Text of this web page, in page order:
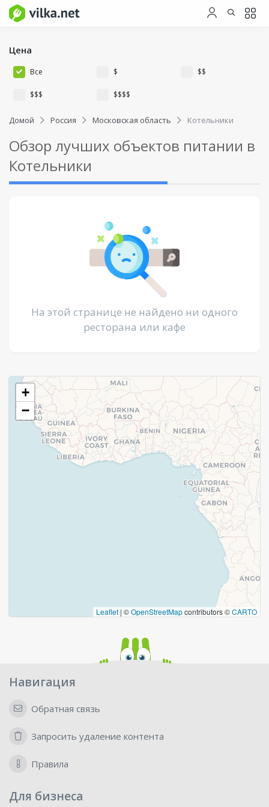
Цена
Все $ $$
$$$ $$$$
Домой Россия Московская область Котельники
Обзор лучших объектов питании в
Котельники
На этой странице не найдено ни одного
ресторана или кафе
+
−
Leaflet | ©OpenStreetMapcontributors ©CARTO
Навигация
Обратная связь
Запросить удаление контента
Правила
Для бизнеса